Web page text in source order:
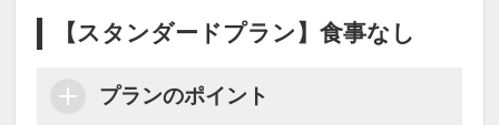
【スタンダードプラン】食事なし
プランのポイント